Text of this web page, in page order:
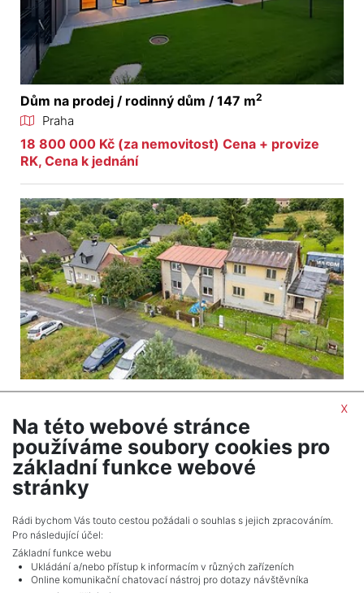
Dům na prodej / rodinný dům / 147 m2
Praha
18 800 000 Kč (za nemovitost) Cena + provize
RK, Cena k jednání
2
Počerny - Karlovy Vary
5 990 000 Kč (za nemovitost) Cena + provize RK,
Cena k jednání, V případě většího počtu zájemců
proběhne jednání o ceně.
Celkem1inzerátů.
x
Na této webové stránce
používáme soubory cookies pro
základní funkce webové
stránky
Rádi bychom Vás touto cestou požádali o souhlas s jejich zpracováním.
Pro následující účel:
Základní funkce webu
Ukládání a/nebo přístup k informacím v různých zařízeních
Online komunikační chatovací nástroj pro dotazy návštěvníka